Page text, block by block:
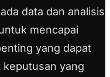
data dan analisis
mencapai
yang dapat
yang